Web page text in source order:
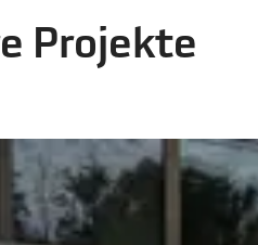
Projekte